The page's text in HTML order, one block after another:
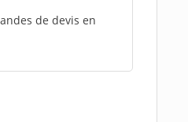
de devis en